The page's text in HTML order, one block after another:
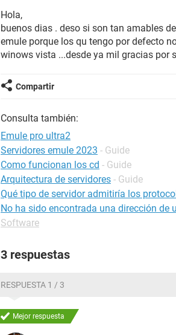
Hola,
buenos dias . deso si son tan amables
emule porque los qu tengo por defecto
winows vista ...desde ya mil gracias por
Compartir
Consulta también:
Emule pro ultra2
Servidores emule 2023 - Guide
Como funcionan los cd - Guide
Arquitectura de servidores - Guide
Qué tipo de servidor admitiría los
No ha sido encontrada una dirección de
Software
3 respuestas
RESPUESTA 1 / 3
Mejor respuesta